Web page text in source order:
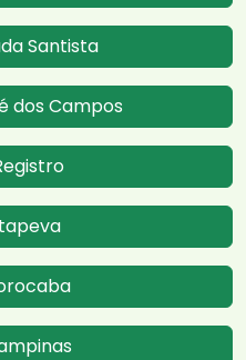
Santista
dos Campos